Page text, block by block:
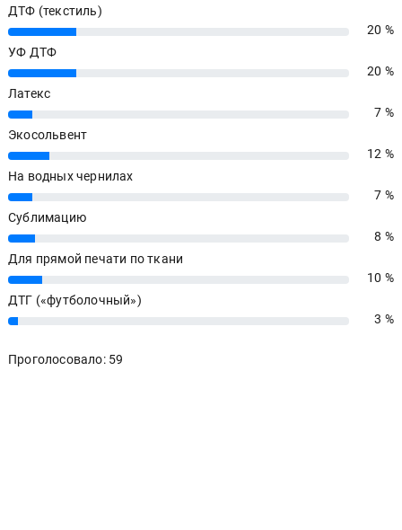
ДТФ (текстиль)
20%
20 %
УФ ДТФ
20%
20 %
Латекс
7%
7 %
Экосольвент
12%
12 %
На водных чернилах
7%
7 %
Сублимацию
8%
8 %
Для прямой печати по ткани
10%
10 %
ДТГ («футболочный»)
3% 3 %
Проголосовало: 59